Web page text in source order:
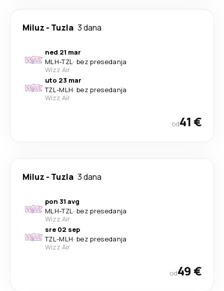
Miluz - Tuzla 3 dana
ned 21 mar
MLH-TZL· bez presedanja
Wizz Air
uto 23 mar
TZL-MLH· bez presedanja
Wizz Air
od41 €
Miluz - Tuzla 3 dana
pon 31 avg
MLH-TZL· bez presedanja
Wizz Air
sre 02 sep
TZL-MLH· bez presedanja
Wizz Air
od49 €